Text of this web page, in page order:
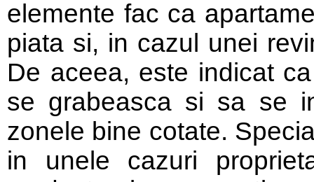
elemente fac ca
piata si, in cazul unei
De aceea, este indicat
se grabeasca si sa se
zonele bine cotate.
in unele cazuri